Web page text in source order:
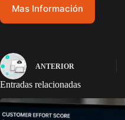
Mas Información
ANTERIOR
Entradas relacionadas